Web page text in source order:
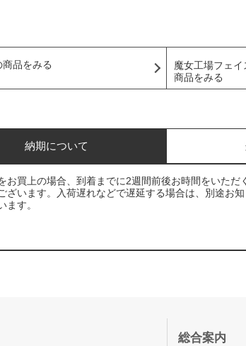
品をみる
魔女工場フェ
商品をみる
納期について
お買上の場合、到着までに2週間前後お時間をいた
ざいます。入荷遅れなどで遅延する場合は、別途お
ます。
総合案内